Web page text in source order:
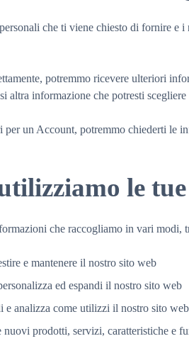
che ti viene chiesto di fornire e
potremmo ricevere ulteriori
altra informazione che potresti
per un Account, potremmo chiederti le
le
che raccogliamo in vari modi,
e mantenere il nostro sito web
ed espandi il nostro sito web
e analizza come utilizzi il nostro sito web
nuovi prodotti, servizi, caratteristiche e